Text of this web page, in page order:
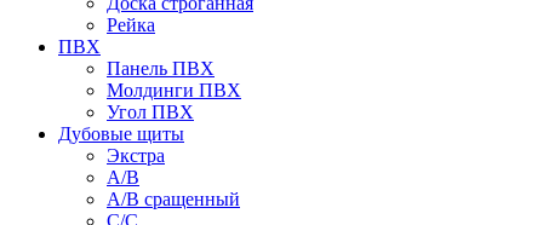
Рейка
ПВХ
Панель ПВХ
Молдинги ПВХ
Угол ПВХ
Дубовые щиты
Экстра
А/В
А/В сращенный
С/С